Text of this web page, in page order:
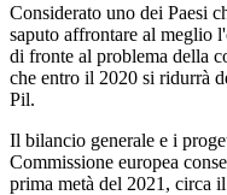
Considerato uno dei Paesi
saputo affrontare al meglio
di fronte al problema della
che entro il 2020 si ridurrà
Pil.
Il bilancio generale e i
Commissione europea
prima metà del 2021, circa